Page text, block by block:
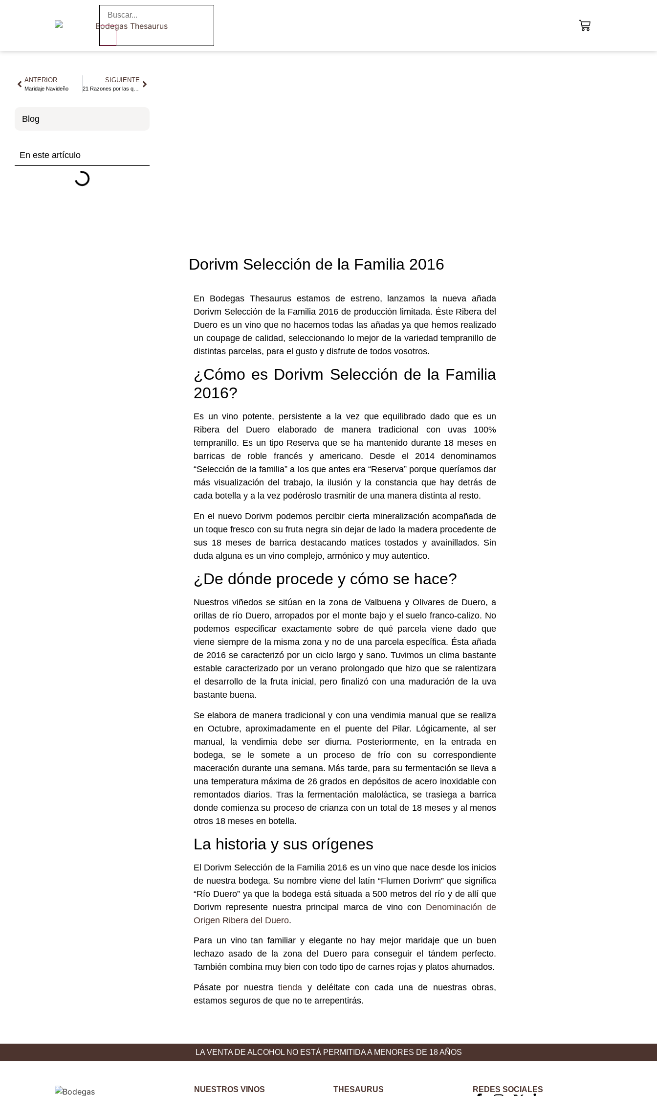
ANTERIOR
Maridaje Navideño
SIGUIENTE
21 Razones por las que elegir Thesaurus
Blog
En este artículo
Dorivm Selección de la Familia 2016
En Bodegas Thesaurus estamos de estreno, lanzamos la nueva añada
Dorivm Selección de la Familia 2016 de producción limitada. Éste Ribera del
Duero es un vino que no hacemos todas las añadas ya que hemos realizado
un coupage de calidad, seleccionando lo mejor de la variedad tempranillo de
distintas parcelas, para el gusto y disfrute de todos vosotros.
¿Cómo es Dorivm Selección de la Familia
2016?
Es un vino potente, persistente a la vez que equilibrado dado que es un
Ribera del Duero elaborado de manera tradicional con uvas 100%
tempranillo. Es un tipo Reserva que se ha mantenido durante 18 meses en
barricas de roble francés y americano. Desde el 2014 denominamos
“Selección de la familia” a los que antes era “Reserva” porque queríamos dar
más visualización del trabajo, la ilusión y la constancia que hay detrás de
cada botella y a la vez podéroslo trasmitir de una manera distinta al resto.
En el nuevo Dorivm podemos percibir cierta mineralización acompañada de
un toque fresco con su fruta negra sin dejar de lado la madera procedente de
sus 18 meses de barrica destacando matices tostados y avainillados. Sin
duda alguna es un vino complejo, armónico y muy autentico.
¿De dónde procede y cómo se hace?
Nuestros viñedos se sitúan en la zona de Valbuena y Olivares de Duero, a
orillas de río Duero, arropados por el monte bajo y el suelo franco-calizo. No
podemos especificar exactamente sobre de qué parcela viene dado que
viene siempre de la misma zona y no de una parcela específica. Ésta añada
de 2016 se caracterizó por un ciclo largo y sano. Tuvimos un clima bastante
estable caracterizado por un verano prolongado que hizo que se ralentizara
el desarrollo de la fruta inicial, pero finalizó con una maduración de la uva
bastante buena.
Se elabora de manera tradicional y con una vendimia manual que se realiza
en Octubre, aproximadamente en el puente del Pilar. Lógicamente, al ser
manual, la vendimia debe ser diurna. Posteriormente, en la entrada en
bodega, se le somete a un proceso de frío con su correspondiente
maceración durante una semana. Más tarde, para su fermentación se lleva a
una temperatura máxima de 26 grados en depósitos de acero inoxidable con
remontados diarios. Tras la fermentación maloláctica, se trasiega a barrica
donde comienza su proceso de crianza con un total de 18 meses y al menos
otros 18 meses en botella.
La historia y sus orígenes
El Dorivm Selección de la Familia 2016 es un vino que nace desde los inicios
de nuestra bodega. Su nombre viene del latín “Flumen Dorivm” que significa
“Río Duero” ya que la bodega está situada a 500 metros del río y de allí que
Dorivm represente nuestra principal marca de vino con Denominación de
Origen Ribera del Duero.
Para un vino tan familiar y elegante no hay mejor maridaje que un buen
lechazo asado de la zona del Duero para conseguir el tándem perfecto.
También combina muy bien con todo tipo de carnes rojas y platos ahumados.
Pásate por nuestratienda y deléitate con cada una de nuestras obras,
estamos seguros de que no te arrepentirás.
LA VENTA DE ALCOHOL NO ESTÁ PERMITIDA A MENORES DE 18 AÑOS
NUESTROS VINOS
THESAURUS
REDES SOCIALES